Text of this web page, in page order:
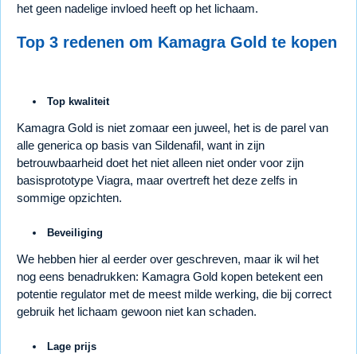
het geen nadelige invloed heeft op het lichaam.
Top 3 redenen om Kamagra Gold te kopen
Top kwaliteit
Kamagra Gold is niet zomaar een juweel, het is de parel van
alle generica op basis van Sildenafil, want in zijn
betrouwbaarheid doet het niet alleen niet onder voor zijn
basisprototype Viagra, maar overtreft het deze zelfs in
sommige opzichten.
Beveiliging
We hebben hier al eerder over geschreven, maar ik wil het
nog eens benadrukken: Kamagra Gold kopen betekent een
potentie regulator met de meest milde werking, die bij correct
gebruik het lichaam gewoon niet kan schaden.
Lage prijs